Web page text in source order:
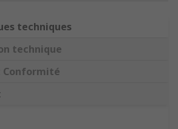
techniques
technique
Conformité